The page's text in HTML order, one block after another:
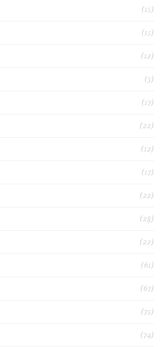
(15)
(15)
(12)
(3)
(17)
(22)
(12)
(17)
(22)
(28)
(22)
(61)
(67)
(75)
(74)